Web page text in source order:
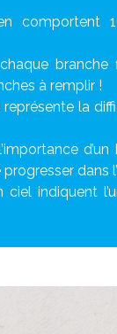
à remplir !
représente la
dans
ciel indiquent